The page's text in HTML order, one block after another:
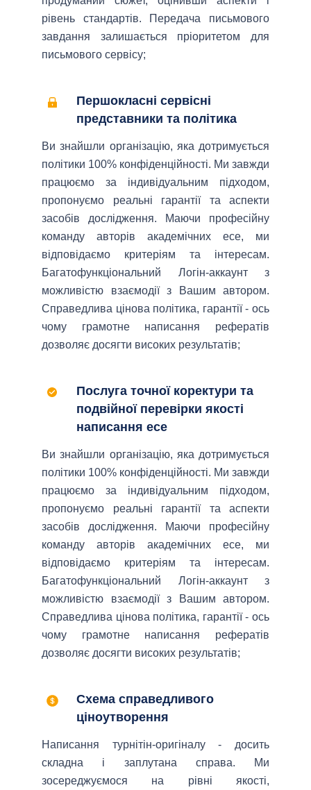
рівень стандартів. Передача письмового
завдання залишається пріоритетом для
письмового сервісу;
Першокласні сервісні
представники та політика
Ви знайшли організацію, яка дотримується
політики 100% конфіденційності. Ми завжди
працюємо за індивідуальним підходом,
пропонуємо реальні гарантії та аспекти
засобів дослідження. Маючи професійну
команду авторів академічних есе, ми
відповідаємо критеріям та інтересам.
Багатофункціональний Логін-аккаунт з
можливістю взаємодії з Вашим автором.
Справедлива цінова політика, гарантії - ось
чому грамотне написання рефератів
дозволяє досягти високих результатів;
Послуга точної коректури та
подвійної перевірки якості
написання есе
Ви знайшли організацію, яка дотримується
політики 100% конфіденційності. Ми завжди
працюємо за індивідуальним підходом,
пропонуємо реальні гарантії та аспекти
засобів дослідження. Маючи професійну
команду авторів академічних есе, ми
відповідаємо критеріям та інтересам.
Багатофункціональний Логін-аккаунт з
можливістю взаємодії з Вашим автором.
Справедлива цінова політика, гарантії - ось
чому грамотне написання рефератів
дозволяє досягти високих результатів;
Схема справедливого
ціноутворення
Написання турнітін-оригіналу - досить
складна і заплутана справа. Ми
зосереджуємося на рівні якості,